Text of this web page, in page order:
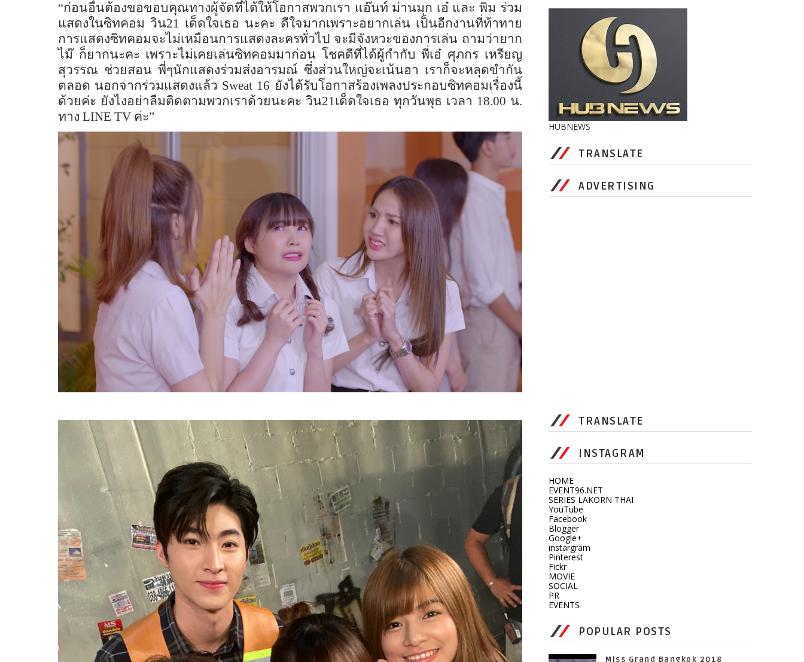
“ก่อนอื่นต้องขอขอบคุณทางผู้จัดที่ได้ให้โอกาสพวกเรา แอ๊นท์ ม่านมุก เอ๋ และ พิม ร่วม
แสดงในซิทคอม วิน21 เด็ดใจเธอ นะคะ ดีใจมากเพราะอยากเล่น เป็นอีกงานที่ท้าทาย
การแสดงซิทคอมจะไม่เหมือนการแสดงละครทั่วไป จะมีจังหวะของการเล่น ถามว่ายาก
ไม๊ ก็ยากนะคะ เพราะไม่เคยเล่นซิทคอมมาก่อน โชคดีที่ได้ผู้กำกับ พี่เอ๋ ศุภกร เหรียญ
สุวรรณ ช่วยสอน พี่ๆนักแสดงร่วมส่งอารมณ์ ซึ่งส่วนใหญ่จะเน้นฮา เราก็จะหลุดขำกัน
ตลอด นอกจากร่วมแสดงแล้ว Sweat 16 ยังได้รับโอกาสร้องเพลงประกอบซิทคอมเรื่องนี้
ด้วยค่ะ ยังไงอย่าลืมติดตามพวกเราด้วยนะคะ วิน21เด็ดใจเธอ ทุกวันพุธ เวลา 18.00 น.
ทาง LINE TV ค่ะ”
HUBNEWS
TRANSLATE
ADVERTISING
TRANSLATE
INSTAGRAM
HOME
EVENT96.NET
SERIES LAKORN THAI
YouTube
Facebook
Blogger
Google+
instargram
Pinterest
Fickr
MOVIE
SOCIAL
PR
EVENTS
POPULAR POSTS
Miss Grand Bangkok 2018